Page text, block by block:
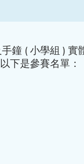
鐘 ( 小學組 ) 實
下是參賽名單：